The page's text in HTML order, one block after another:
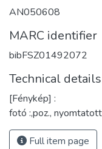
AN050608
MARC identifier
bibFSZ01492072
Technical details
[Fénykép] :
fotó :,poz.,
Full item page